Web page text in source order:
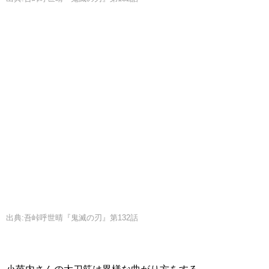
出典:吾峠呼世晴『鬼滅の刃』第132話